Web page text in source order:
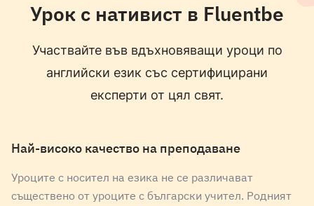
Jasmine
englishMother tongue
НОСИТЕЛ НА ЕЗИКА
englishMother tongue
НОСИТЕЛ НА ЕЗИКА
Урок с нативист в Fluentbe
Участвайте във вдъхновяващи уроци по
английски език със сертифицирани
експерти от цял свят.
Най-високо качество на преподаване
Уроците с носител на езика не се различават
съществено от уроците с български учител. Родният